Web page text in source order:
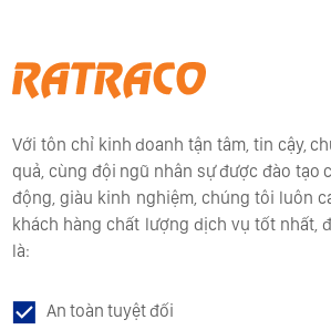
Với tôn chỉ kinh doanh tận tâm, tin cậy,
quả, cùng đội ngũ nhân sự được đào tạo
động, giàu kinh nghiệm, chúng tôi luôn
khách hàng chất lượng dịch vụ tốt nhất,
là:
An toàn tuyệt đối